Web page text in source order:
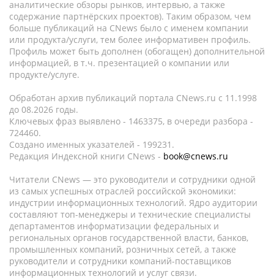
аналитические обзоры рынков, интервью, а также
содержание партнёрских проектов). Таким образом, чем
больше публикаций на CNews было с именем компании
или продукта/услуги, тем более информативен профиль.
Профиль может быть дополнен (обогащен) дополнительной
информацией, в т.ч. презентацией о компании или
продукте/услуге.
Обработан архив публикаций портала CNews.ru c 11.1998
до 08.2026 годы.
Ключевых фраз выявлено - 1463375, в очереди разбора -
724460.
Создано именных указателей - 199231.
Редакция Индексной книги CNews - book@cnews.ru
Читатели CNews — это руководители и сотрудники одной
из самых успешных отраслей российской экономики:
индустрии информационных технологий. Ядро аудитории
составляют топ-менеджеры и технические специалисты
департаментов информатизации федеральных и
региональных органов государственной власти, банков,
промышленных компаний, розничных сетей, а также
руководители и сотрудники компаний-поставщиков
информационных технологий и услуг связи.